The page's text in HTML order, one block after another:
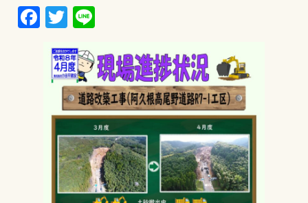
F
a
c
e
o
T
w
it
te
r
e